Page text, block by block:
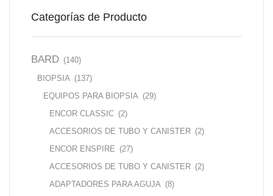
Categorías de Producto
BARD (140)
BIOPSIA (137)
EQUIPOS PARA BIOPSIA (29)
ENCOR CLASSIC (2)
ACCESORIOS DE TUBO Y CANISTER (2)
ENCOR ENSPIRE (27)
ACCESORIOS DE TUBO Y CANISTER (2)
ADAPTADORES PARA AGUJA (8)